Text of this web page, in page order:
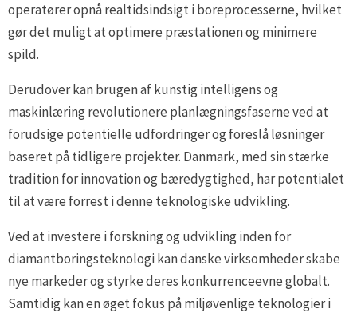
operatører opnå realtidsindsigt i boreprocesserne, hvilket
gør det muligt at optimere præstationen og minimere
spild.
Derudover kan brugen af kunstig intelligens og
maskinlæring revolutionere planlægningsfaserne ved at
forudsige potentielle udfordringer og foreslå løsninger
baseret på tidligere projekter. Danmark, med sin stærke
tradition for innovation og bæredygtighed, har potentialet
til at være forrest i denne teknologiske udvikling.
Ved at investere i forskning og udvikling inden for
diamantboringsteknologi kan danske virksomheder skabe
nye markeder og styrke deres konkurrenceevne globalt.
Samtidig kan en øget fokus på miljøvenlige teknologier i